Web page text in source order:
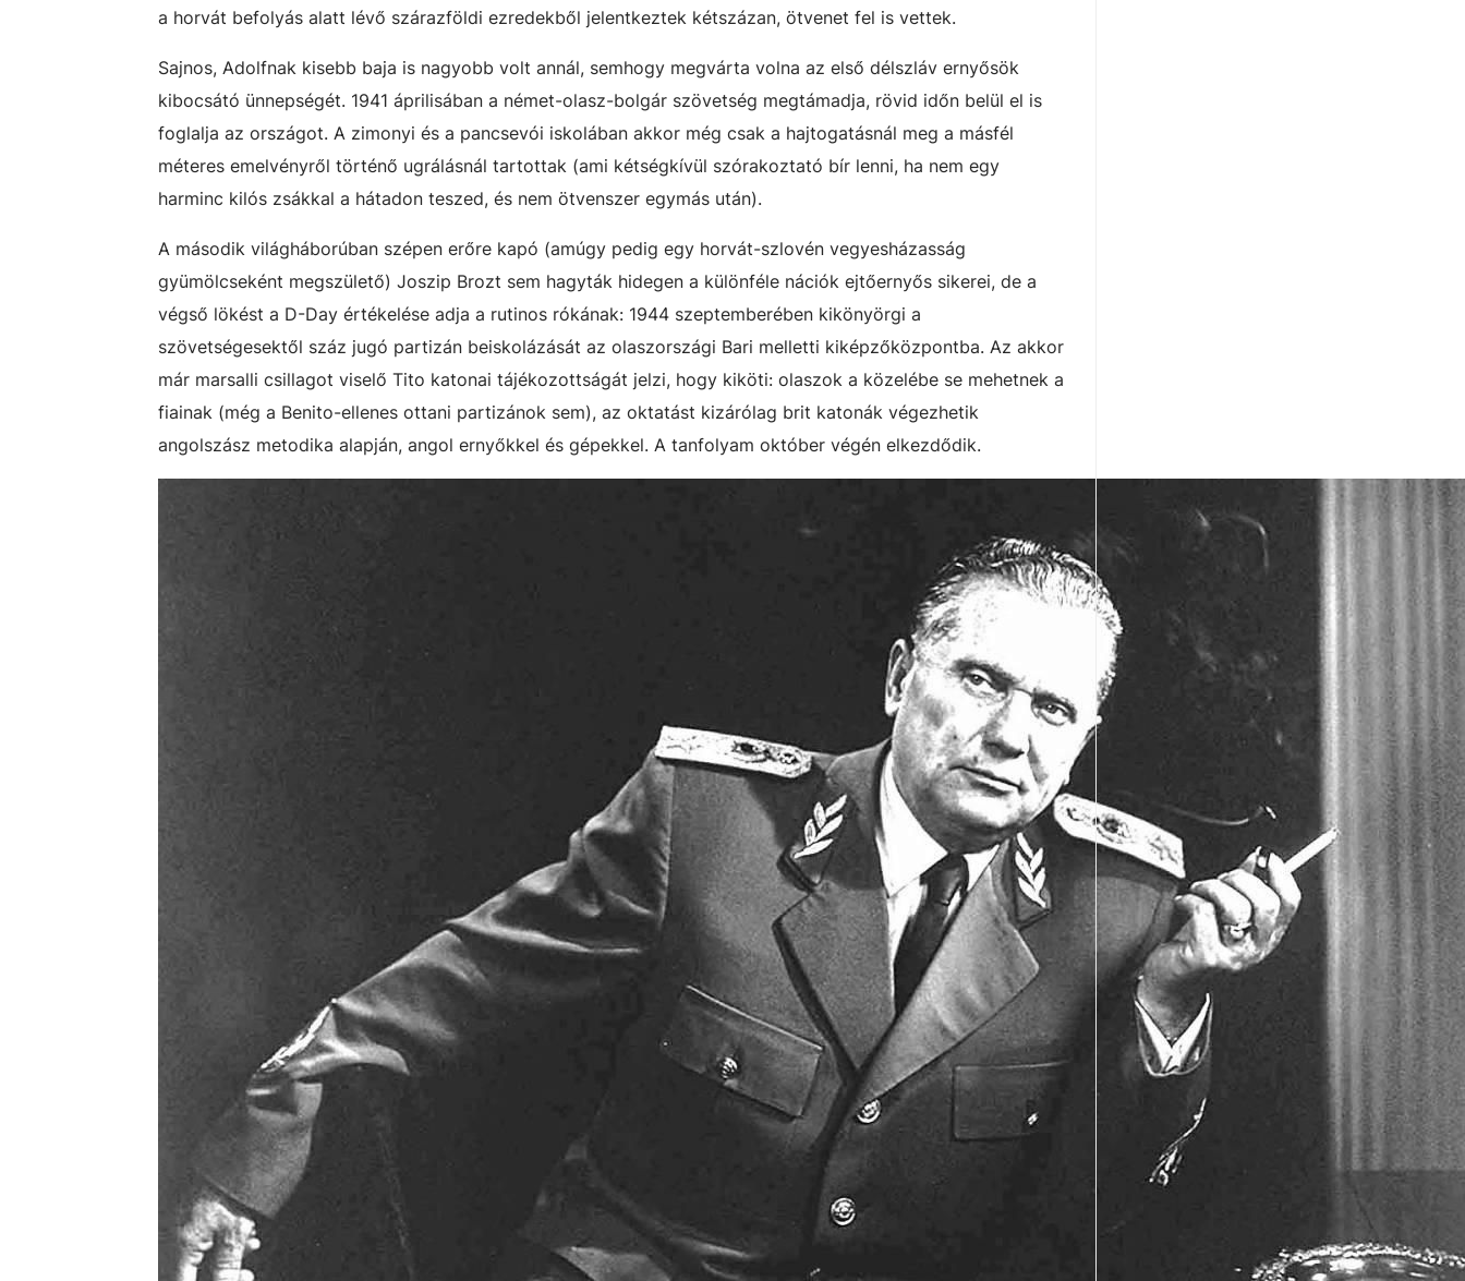
a horvát befolyás alatt lévő szárazföldi ezredekből jelentkeztek kétszázan, ötvenet fel is vettek.
Sajnos, Adolfnak kisebb baja is nagyobb volt annál, semhogy megvárta volna az első délszláv ernyősök
kibocsátó ünnepségét. 1941 áprilisában a német-olasz-bolgár szövetség megtámadja, rövid időn belül el is
foglalja az országot. A zimonyi és a pancsevói iskolában akkor még csak a hajtogatásnál meg a másfél
méteres emelvényről történő ugrálásnál tartottak (ami kétségkívül szórakoztató bír lenni, ha nem egy
harminc kilós zsákkal a hátadon teszed, és nem ötvenszer egymás után).
A második világháborúban szépen erőre kapó (amúgy pedig egy horvát-szlovén vegyesházasság
gyümölcseként megszülető) Joszip Brozt sem hagyták hidegen a különféle nációk ejtőernyős sikerei, de a
végső lökést a D-Day értékelése adja a rutinos rókának: 1944 szeptemberében kikönyörgi a
szövetségesektől száz jugó partizán beiskolázását az olaszországi Bari melletti kiképzőközpontba. Az akkor
már marsalli csillagot viselő Tito katonai tájékozottságát jelzi, hogy kiköti: olaszok a közelébe se mehetnek a
fiainak (még a Benito-ellenes ottani partizánok sem), az oktatást kizárólag brit katonák végezhetik
angolszász metodika alapján, angol ernyőkkel és gépekkel. A tanfolyam október végén elkezdődik.